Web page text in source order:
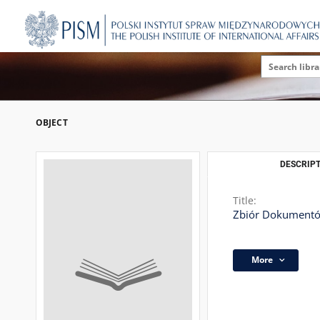
OBJECT
Title:
Zbiór
More